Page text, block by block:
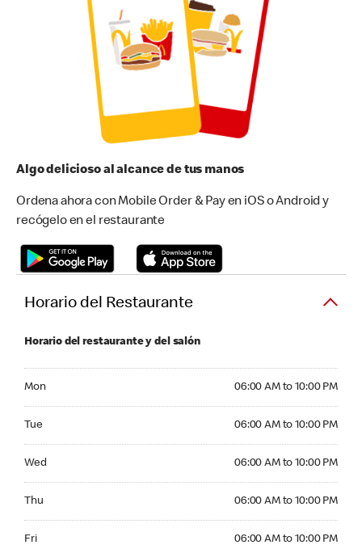
Algo delicioso al alcance de tus manos
Ordena ahora con Mobile Order & Pay en iOS o Android y
recógelo en el restaurante
Horario del Restaurante
Horario del restaurante y del salón
Mon 06:00 AM to 10:00 PM
Tue 06:00 AM to 10:00 PM
Wed 06:00 AM to 10:00 PM
Thu 06:00 AM to 10:00 PM
Fri 06:00 AM to 10:00 PM